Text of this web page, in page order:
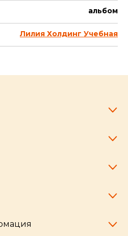
альбом
Лилия Холдинг Учебная